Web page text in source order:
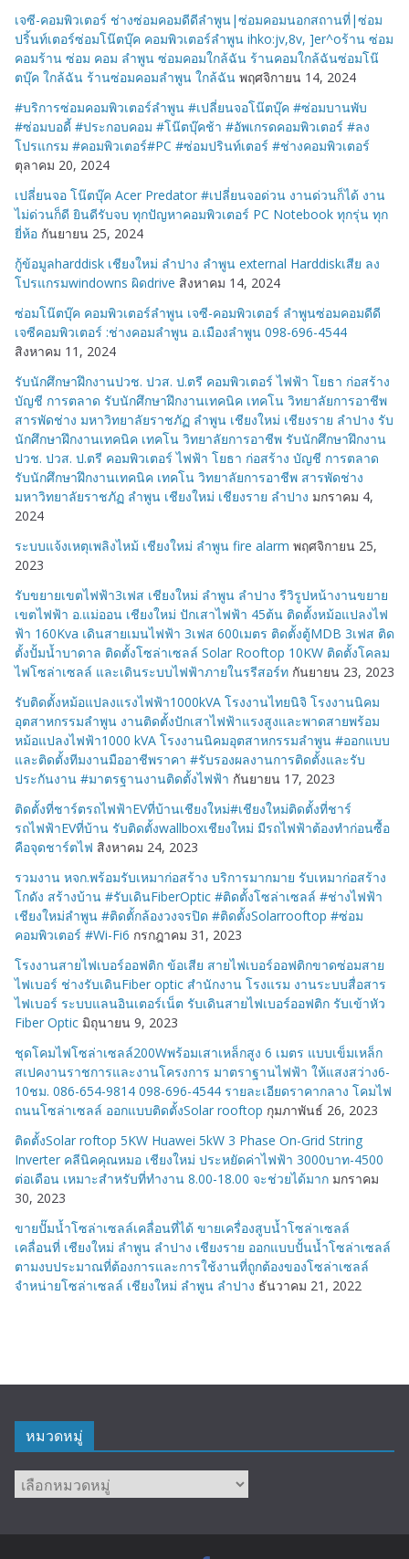
เจซี-คอมพิวเตอร์ ช่างซ่อมคอมดีดีลำพูน|ซ่อมคอมนอกสถานที่|ซ่อม
ปริ้นท์เตอร์ซ่อมโน๊ตบุ๊ค คอมพิวเตอร์ลำพูน ihko:jv,8v, ]er^oร้าน ซ่อม
คอมร้าน ซ่อม คอม ลำพูน ซ่อมคอมใกล้ฉัน ร้านคอมใกล้ฉันซ่อมโน๊
ตบุ๊ค ใกล้ฉัน ร้านซ่อมคอมลำพูน ใกล้ฉัน พฤศจิกายน 14, 2024
#บริการซ่อมคอมพิวเตอร์ลำพูน #เปลี่ยนจอโน๊ตบุ๊ค #ซ่อมบานพับ
#ซ่อมบอดี้ #ประกอบคอม #โน๊ตบุ๊คช้า #อัพเกรดคอมพิวเตอร์ #ลง
โปรแกรม #คอมพิวเตอร์#PC #ซ่อมปรินท์เตอร์ #ช่างคอมพิวเตอร์
ตุลาคม 20, 2024
เปลี่ยนจอ โน๊ตบุ๊ค Acer Predator #เปลี่ยนจอด่วน งานด่วนก็ได้ งาน
ไม่ด่วนก็ดี ยินดีรับจบ ทุกปัญหาคอมพิวเตอร์ PC Notebook ทุกรุ่น ทุก
ยี่ห้อ กันยายน 25, 2024
กู้ข้อมูลharddisk เชียงใหม่ ลำปาง ลำพูน external Harddiskเสีย ลง
โปรแกรมwindowns ผิดdrive สิงหาคม 14, 2024
ซ่อมโน๊ตบุ๊ค คอมพิวเตอร์ลำพูน เจซี-คอมพิวเตอร์ ลำพูนซ่อมคอมดีดี
เจซีคอมพิวเตอร์ :ช่างคอมลำพูน อ.เมืองลำพูน 098-696-4544
สิงหาคม 11, 2024
รับนักศึกษาฝึกงานปวช. ปวส. ป.ตรี คอมพิวเตอร์ ไฟฟ้า โยธา ก่อสร้าง
บัญชี การตลาด รับนักศึกษาฝึกงานเทคนิค เทคโน วิทยาลัยการอาชีพ
สารพัดช่าง มหาวิทยาลัยราชภัฏ ลำพูน เชียงใหม่ เชียงราย ลำปาง รับ
นักศึกษาฝึกงานเทคนิค เทคโน วิทยาลัยการอาชีพ รับนักศึกษาฝึกงาน
ปวช. ปวส. ป.ตรี คอมพิวเตอร์ ไฟฟ้า โยธา ก่อสร้าง บัญชี การตลาด
รับนักศึกษาฝึกงานเทคนิค เทคโน วิทยาลัยการอาชีพ สารพัดช่าง
มหาวิทยาลัยราชภัฏ ลำพูน เชียงใหม่ เชียงราย ลำปาง มกราคม 4,
2024
ระบบแจ้งเหตุเพลิงไหม้ เชียงใหม่ ลำพูน fire alarm พฤศจิกายน 25,
2023
รับขยายเขตไฟฟ้า3เฟส เชียงใหม่ ลำพูน ลำปาง รีวิรูปหน้างานขยาย
เขตไฟฟ้า อ.แม่ออน เชียงใหม่ ปักเสาไฟฟ้า 45ต้น ติดตั้งหม้อแปลงไฟ
ฟ้า 160Kva เดินสายเมนไฟฟ้า 3เฟส 600เมตร ติดตั้งตู้MDB 3เฟส ติด
ตั้งปั้มน้ำบาดาล ติดตั้งโซล่าเซลล์ Solar Rooftop 10KW ติดตั้งโคลม
ไฟโซล่าเซลล์ และเดินระบบไฟฟ้าภายในรรีสอร์ท กันยายน 23, 2023
รับติดตั้งหม้อแปลงแรงไฟฟ้า1000kVA โรงงานไทยนิจิ โรงงานนิคม
อุตสาหกรรมลำพูน งานติดตั้งปักเสาไฟฟ้าแรงสูงและพาดสายพร้อม
หม้อแปลงไฟฟ้า1000 kVA โรงงานนิคมอุตสาหกรรมลำพูน #ออกแบบ
และติดตั้งทีมงานมืออาชีพราคา #รับรองผลงานการติดตั้งและรับ
ประกันงาน #มาตรฐานงานติดตั้งไฟฟ้า กันยายน 17, 2023
ติดตั้งที่ชาร์ตรถไฟฟ้าEVที่บ้านเชียงใหม่#เชียงใหม่ติดตั้งที่ชาร์
รถไฟฟ้าEVที่บ้าน รับติดตั้งwallboxเชียงใหม่ มีรถไฟฟ้าต้องทำก่อนซื้อ
คือจุดชาร์ตไฟ สิงหาคม 24, 2023
รวมงาน หจก.พร้อมรับเหมาก่อสร้าง บริการมากมาย รับเหมาก่อสร้าง
โกดัง สร้างบ้าน #รับเดินFiberOptic #ติดตั้งโซล่าเซลล์ #ช่างไฟฟ้า
เชียงใหม่ลำพูน #ติดตั้กล้องวงจรปิด #ติดตั้งSolarrooftop #ซ่อม
คอมพิวเตอร์ #Wi-Fi6 กรกฎาคม 31, 2023
โรงงานสายไฟเบอร์ออฟติก ข้อเสีย สายไฟเบอร์ออฟติกขาดซ่อมสาย
ไฟเบอร์ ช่างรับเดินFiber optic สำนักงาน โรงแรม งานระบบสื่อสาร
ไฟเบอร์ ระบบแลนอินเตอร์เน็ต รับเดินสายไฟเบอร์ออฟติก รับเข้าหัว
Fiber Optic มิถุนายน 9, 2023
ชุดโคมไฟโซล่าเซลล์200Wพร้อมเสาเหล็กสูง 6 เมตร แบบเข็มเหล็ก
สเปคงานราชการและงานโครงการ มาตราฐานไฟฟ้า ให้แสงสว่าง6-
10ชม. 086-654-9814 098-696-4544 รายละเอียดราคากลาง โคมไฟ
ถนนโซล่าเซลล์ ออกแบบติดตั้งSolar rooftop กุมภาพันธ์ 26, 2023
ติดตั้งSolar roftop 5KW Huawei 5kW 3 Phase On-Grid String
Inverter คลีนิคคุณหมอ เชียงใหม่ ประหยัดค่าไฟฟ้า 3000บาท-4500
ต่อเดือน เหมาะสำหรับที่ทำงาน 8.00-18.00 จะช่วยได้มาก มกราคม
30, 2023
ขายปั๊มน้ำโซล่าเซลล์เคลื่อนที่ได้ ขายเครื่องสูบน้ำโซล่าเซลล์
เคลื่อนที่ เชียงใหม่ ลำพูน ลำปาง เชียงราย ออกแบบปั้นน้ำโซล่าเซลล์
ตามงบประมาณที่ต้องการและการใช้งานที่ถูกต้องของโซล่าเซลล์
จำหน่ายโซล่าเซลล์ เชียงใหม่ ลำพูน ลำปาง ธันวาคม 21, 2022
หมวดหมู่
หมวด